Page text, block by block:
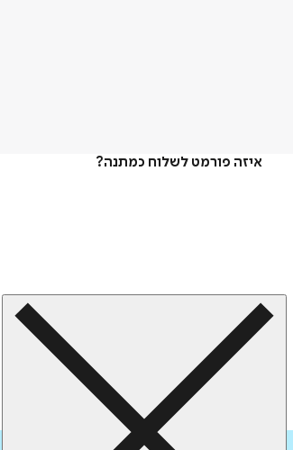
איזה פורמט לשלוח כמתנה?